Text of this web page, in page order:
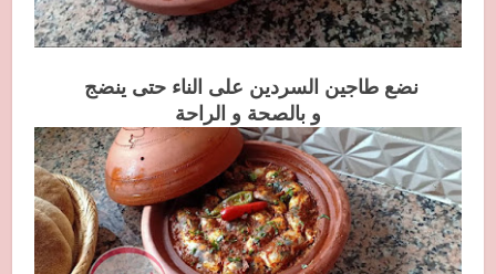
نضع طاجين السردين على الناء حتى ينضج
و بالصحة و الراحة